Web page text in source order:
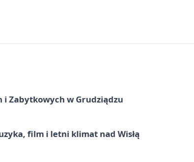
i Zabytkowych w Grudziądzu
film i letni klimat nad Wisłą